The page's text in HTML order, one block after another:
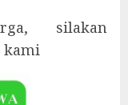
silakan
kami